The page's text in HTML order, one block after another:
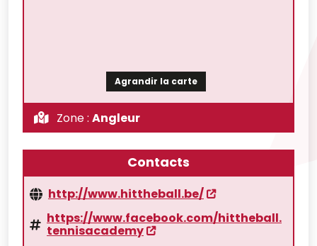
Agrandir la carte
Zone : Angleur
Contacts
http://www.hittheball.be/
https://www.facebook.com/hittheball.
tennisacademy